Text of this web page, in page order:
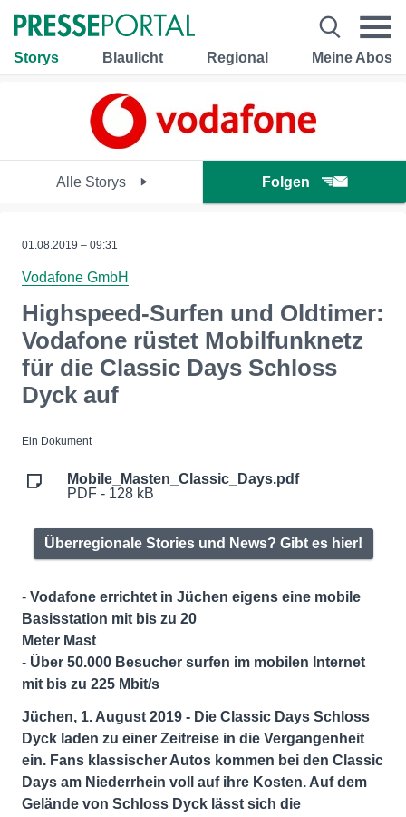
Storys Blaulicht Regional Meine Abos
Alle Storys Folgen
01.08.2019 – 09:31
Vodafone GmbH
Highspeed-Surfen und Oldtimer:
Vodafone rüstet Mobilfunknetz
für die Classic Days Schloss
Dyck auf
Ein Dokument
Mobile_Masten_Classic_Days.pdf
PDF - 128 kB
Überregionale Stories und News? Gibt es hier!
- Vodafone errichtet in Jüchen eigens eine mobile
Basisstation mit bis zu 20
Meter Mast
- Über 50.000 Besucher surfen im mobilen Internet
mit bis zu 225 Mbit/s
Jüchen, 1. August 2019 - Die Classic Days Schloss
Dyck laden zu einer Zeitreise in die Vergangenheit
ein. Fans klassischer Autos kommen bei den Classic
Days am Niederrhein voll auf ihre Kosten. Auf dem
Gelände von Schloss Dyck lässt sich die